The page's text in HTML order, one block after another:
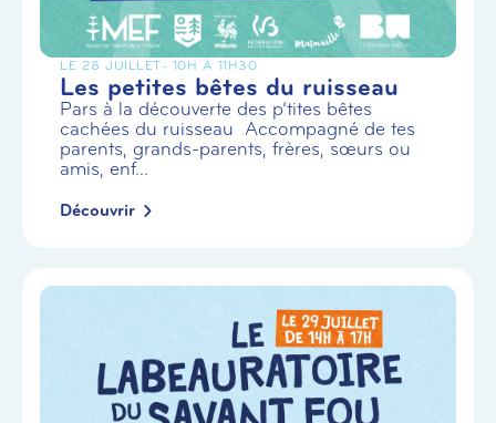
LE 28 JUILLET- 10H À 11H30
Les petites bêtes du ruisseau
Pars à la découverte des p’tites bêtes
cachées du ruisseau Accompagné de tes
parents, grands-parents, frères, sœurs ou
amis, enf...
Découvrir